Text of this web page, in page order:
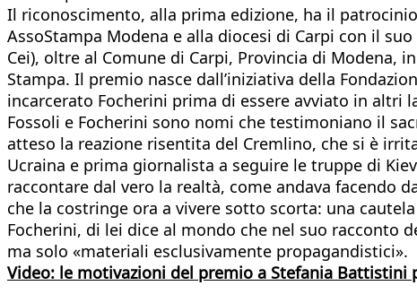
Il riconoscimento, alla prima edizione, ha il
AssoStampa Modena e alla diocesi di Carpi con il
Cei), oltre al Comune di Carpi, Provincia di Modena,
Stampa. Il premio nasce dall’iniziativa della
incarcerato Focherini prima di essere avviato in altri
Fossoli e Focherini sono nomi che testimoniano il
atteso la reazione risentita del Cremlino, che si è
Ucraina e prima giornalista a seguire le truppe di
raccontare dal vero la realtà, come andava facendo
che la costringe ora a vivere sotto scorta: una
Focherini, di lei dice al mondo che nel suo racconto
ma solo «materiali esclusivamente propagandistici».
Video: le motivazioni del premio a Stefania Battistini